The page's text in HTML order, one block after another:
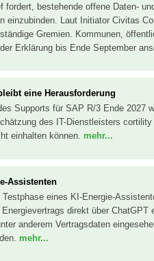
fordert, bestehende offene Daten-
einzubinden. Laut Initiator Civitas
Gremien. Kommunen,
Erklärung bis Ende September
eine Herausforderung
Supports für SAP R/3 Ende 2027
des IT-Dienstleisters
einhalten können. mehr...
Assistenten
eines KI-Energie-
direkt über ChatGPT
anderem Vertragsdaten
mehr...